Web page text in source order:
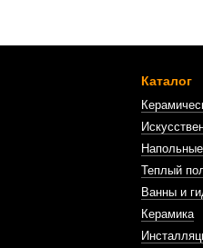
Каталог
Теплый
Ванны и
Керамика